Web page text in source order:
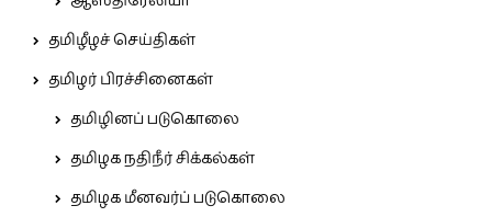
தமிழீழச் செய்திகள்
தமிழர் பிரச்சினைகள்
தமிழினப் படுகொலை
தமிழக நதிநீர் சிக்கல்கள்
தமிழக மீனவர்ப் படுகொலை